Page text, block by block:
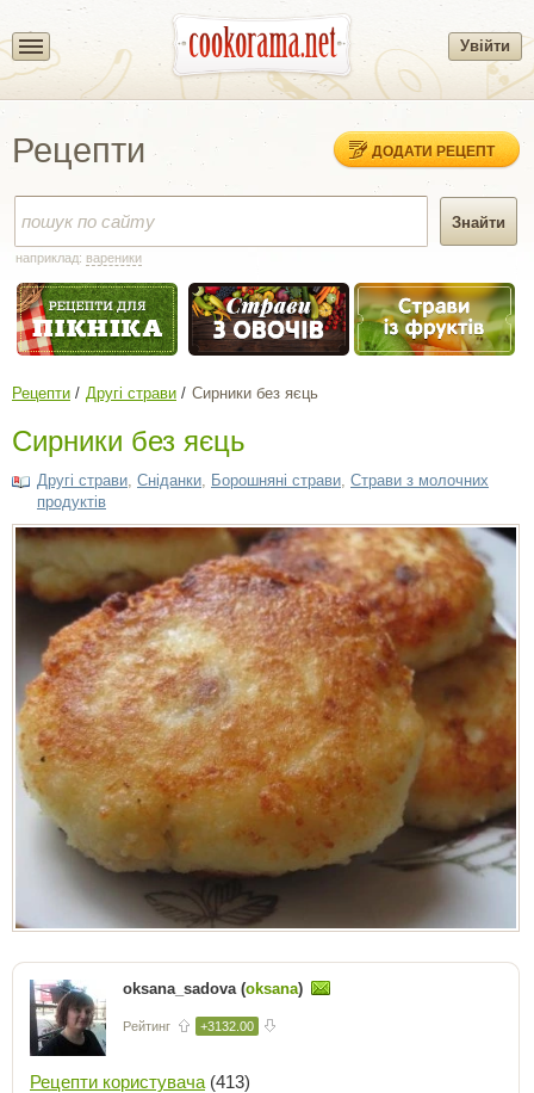
Увійти
Рецепти ДОДАТИ РЕЦЕПТ
наприклад: вареники
Рецепти Другі страви Сирники без яєць
Сирники без яєць
Другі страви Сніданки Борошняні страви Страви з молочних
продуктів
oksana_sadova (oksana)
Рейтинг +3132.00
Рецепти користувача (413)